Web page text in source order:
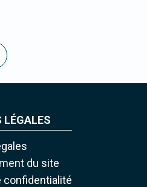
du site
confidentialité